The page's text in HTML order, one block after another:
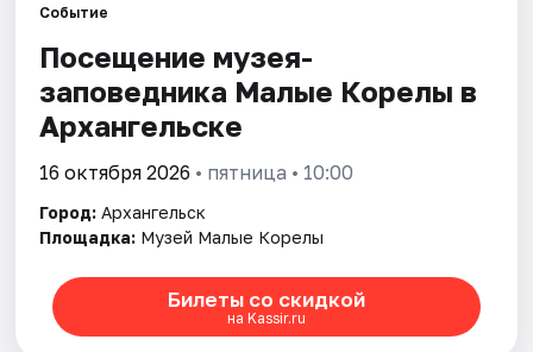
Событие
Посещение музея-
заповедника Малые Корелы в
Архангельске
16 октября 2026 • пятница • 10:00
Город: Архангельск
Площадка: Музей Малые Корелы
Билеты со скидкой
на Kassir.ru